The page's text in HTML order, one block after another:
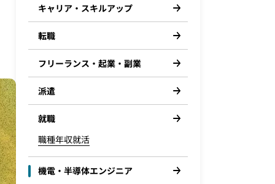
キャリア・スキルアップ
転職
フリーランス・起業・副業
派遣
就職
職種年収就活
機電・半導体エンジニア